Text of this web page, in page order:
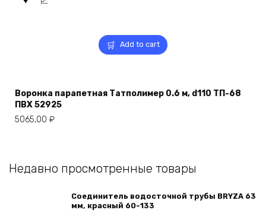
Add to cart
Воронка парапетная Татполимер 0.6 м, d110 ТП-68
ПВХ 52925
5065,00 ₽
Недавно просмотренные товары
Соединитель водосточной трубы BRYZA 63
мм, краcный 60-133